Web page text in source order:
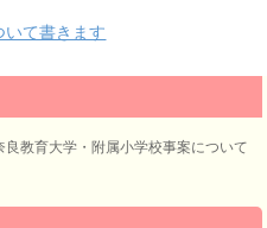
いて書きます
良教育大学・附属小学校事案について